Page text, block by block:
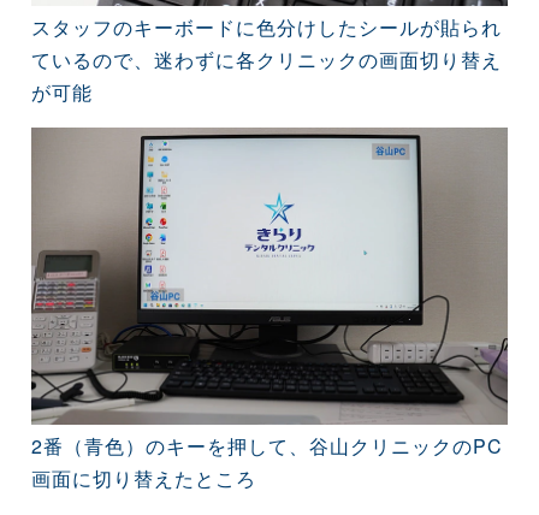
スタッフのキーボードに色分けしたシールが貼られ
ているので、迷わずに各クリニックの画面切り替え
が可能
2番（青色）のキーを押して、谷山クリニックのPC
画面に切り替えたところ